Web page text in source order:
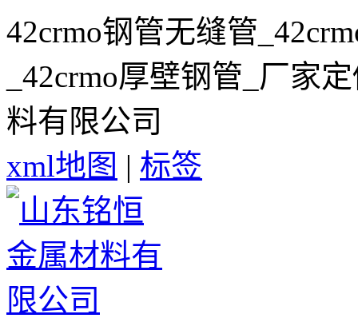
42crmo钢管无缝管
_42crmo厚壁钢管_厂家
料有限公司
xml地图 | 标签